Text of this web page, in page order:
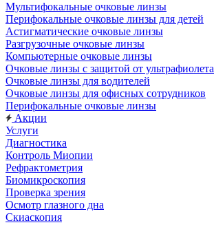
Мультифокальные очковые линзы
Перифокальные очковые линзы для детей
Астигматические очковые линзы
Разгрузочные очковые линзы
Компьютерные очковые линзы
Очковые линзы с защитой от ультрафиолета
Очковые линзы для водителей
Очковые линзы для офисных сотрудников
Перифокальные очковые линзы
Акции
Услуги
Диагностика
Контроль Миопии
Рефрактометрия
Биомикроскопия
Проверка зрения
Осмотр глазного дна
Скиаскопия